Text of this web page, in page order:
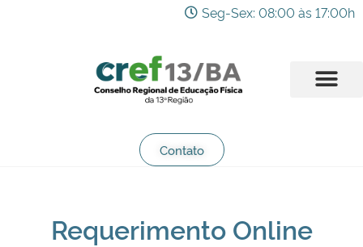
Seg-Sex: 08:00 às 17:00h
Contato
Requerimento Online